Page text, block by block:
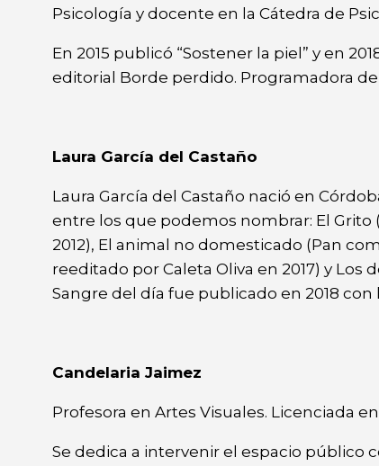
Psicología y docente en la Cátedra de
En 2015 publicó “Sostener la piel” y en
editorial Borde perdido. Programadora
Laura García del Castaño
Laura García del Castaño nació en
entre los que podemos nombrar: El Grito
2012), El animal no domesticado (Pan
reeditado por Caleta Oliva en 2017) y
Sangre del día fue publicado en 2018 con
Candelaria Jaimez
Profesora en Artes Visuales. Licenciada
Se dedica a intervenir el espacio público